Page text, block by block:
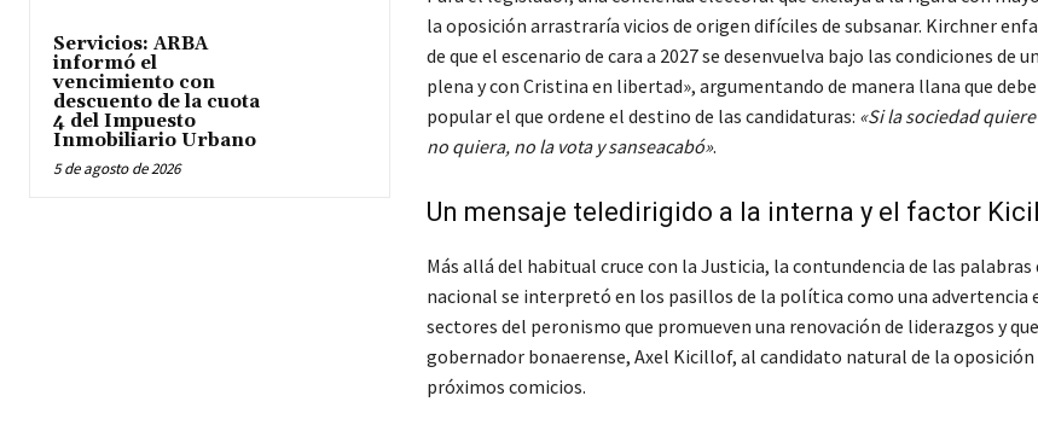
Servicios: ARBA
informó el
vencimiento con
descuento de la cuota
4 del Impuesto
Inmobiliario Urbano
5 de agosto de 2026
la oposición arrastraría vicios de origen difíciles de subsanar. Kirchner
de que el escenario de cara a 2027 se desenvuelva bajo las condiciones de
plena y con Cristina en libertad», argumentando de manera llana que
popular el que ordene el destino de las candidaturas: «Si la sociedad
no quiera, no la vota y sanseacabó».
Un mensaje teledirigido a la interna y el factor
Más allá del habitual cruce con la Justicia, la contundencia de las
nacional se interpretó en los pasillos de la política como una advertencia
sectores del peronismo que promueven una renovación de liderazgos y
gobernador bonaerense, Axel Kicillof, al candidato natural de la oposición
próximos comicios.